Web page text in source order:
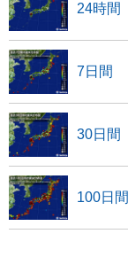
24時間
7日間
30日間
100日間